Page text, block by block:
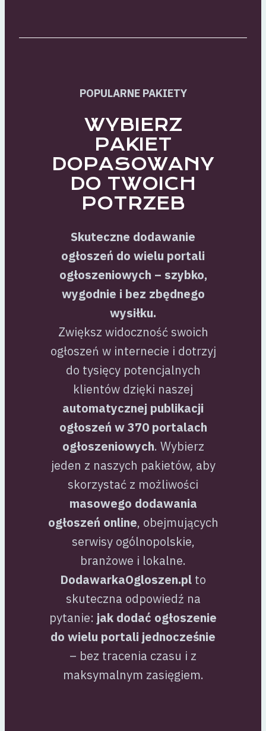
POPULARNE PAKIETY
WYBIERZ
PAKIET
DOPASOWANY
DO TWOICH
POTRZEB
Skuteczne dodawanie
ogłoszeń do wielu portali
ogłoszeniowych – szybko,
wygodnie i bez zbędnego
wysiłku.
Zwiększ widoczność swoich
ogłoszeń w internecie i dotrzyj
do tysięcy potencjalnych
klientów dzięki naszej
automatycznej publikacji
ogłoszeń w 370 portalach
ogłoszeniowych. Wybierz
jeden z naszych pakietów, aby
skorzystać z możliwości
masowego dodawania
ogłoszeń online, obejmujących
serwisy ogólnopolskie,
branżowe i lokalne.
DodawarkaOgloszen.pl to
skuteczna odpowiedź na
pytanie: jak dodać ogłoszenie
do wielu portali jednocześnie
– bez tracenia czasu i z
maksymalnym zasięgiem.